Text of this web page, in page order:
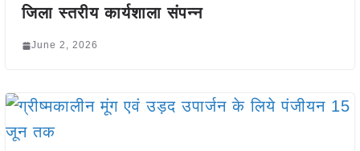
जिला स्तरीय कार्यशाला संपन्न
June 2, 2026